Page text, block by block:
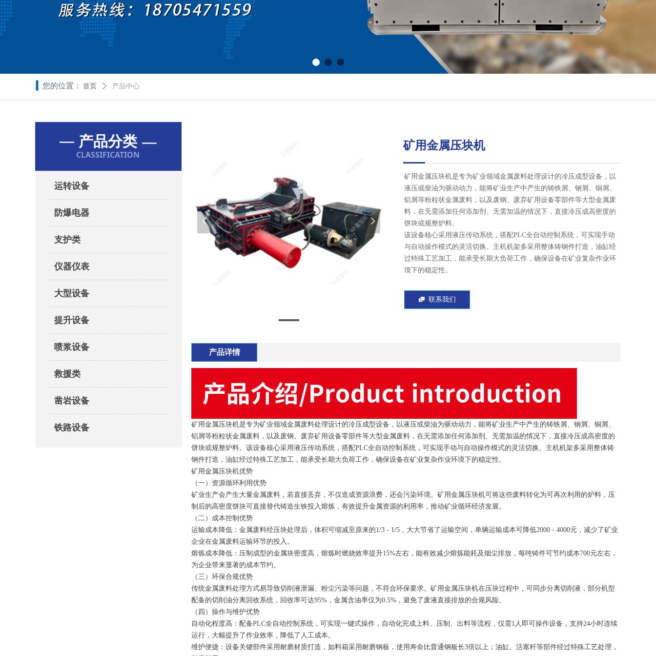
您的位置： 首页 ꄲ 产品中心
矿用金属压块机
넳 넲
矿用金属压块机是专为矿业领域金属废料处理设计的冷压成型设备，以
液压或柴油为驱动动力，能将矿业生产中产生的铸铁屑、钢屑、铜屑、
铝屑等粉粒状金属废料，以及废钢、废弃矿用设备零部件等大型金属废
料，在无需添加任何添加剂、无需加温的情况下，直接冷压成高密度的
饼块或规整炉料。
该设备核心采用液压传动系统，搭配PLC全自动控制系统，可实现手动
与自动操作模式的灵活切换。主机机架多采用整体铸钢件打造，油缸经
过特殊工艺加工，能承受长期大负荷工作，确保设备在矿业复杂作业环
境下的稳定性。
 联系我们
产品详情
矿用金属压块机是专为矿业领域金属废料处理设计的冷压成型设备，以液压或柴油为驱动动力，能将矿业生产中产生的铸铁屑、钢屑、铜屑、
铝屑等粉粒状金属废料，以及废钢、废弃矿用设备零部件等大型金属废料，在无需添加任何添加剂、无需加温的情况下，直接冷压成高密度的
饼块或规整炉料。该设备核心采用液压传动系统，搭配PLC全自动控制系统，可实现手动与自动操作模式的灵活切换。主机机架多采用整体铸
钢件打造，油缸经过特殊工艺加工，能承受长期大负荷工作，确保设备在矿业复杂作业环境下的稳定性。
矿用金属压块机优势
（一）资源循环利用优势
矿业生产会产生大量金属废料，若直接丢弃，不仅造成资源浪费，还会污染环境。矿用金属压块机可将这些废料转化为可再次利用的炉料，压
制后的高密度饼块可直接替代铸造生铁投入熔炼，有效提升金属资源的利用率，推动矿业循环经济发展。
（二）成本控制优势
运输成本降低：金属废料经压块处理后，体积可缩减至原来的1/3 - 1/5，大大节省了运输空间，单辆运输成本可降低2000 - 4000元，减少了矿业
企业在金属废料运输环节的投入。
熔炼成本降低：压制成型的金属块密度高，熔炼时燃烧效率提升15%左右，能有效减少熔炼能耗及烟尘排放，每吨铸件可节约成本700元左右，
为企业带来显著的成本节约。
（三）环保合规优势
传统金属废料处理方式易导致切削液泄漏、粉尘污染等问题，不符合环保要求。矿用金属压块机在压块过程中，可同步分离切削液，部分机型
配备的切削油分离回收系统，回收率可达95%，金属含油率仅为0.5%，避免了废液直接排放的合规风险。
（四）操作与维护优势
自动化程度高：配备PLC全自动控制系统，可实现一键式操作，自动化完成上料、压制、出料等流程，仅需1人即可操作设备，支持24小时连续
运行，大幅提升了作业效率，降低了人工成本。
维护便捷：设备关键部件采用耐磨材质打造，如料箱采用耐磨钢板，使用寿命比普通钢板长3倍以上；油缸、活塞杆等部件经过特殊工艺处理，
产品分类
CLASSIFICATION
运转设备
防爆电器
支护类
仪器仪表
大型设备
提升设备
喷浆设备
救援类
凿岩设备
铁路设备